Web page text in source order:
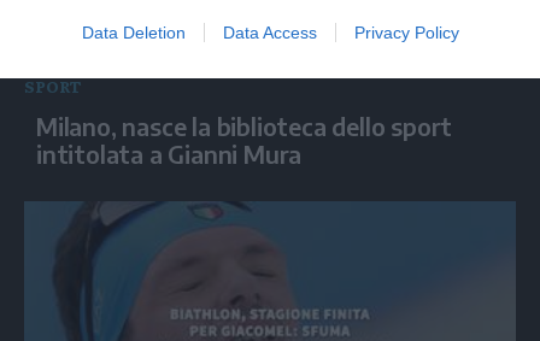
Data Deletion Data Access Privacy Policy
SPORT
Milano, nasce la biblioteca dello sport
intitolata a Gianni Mura